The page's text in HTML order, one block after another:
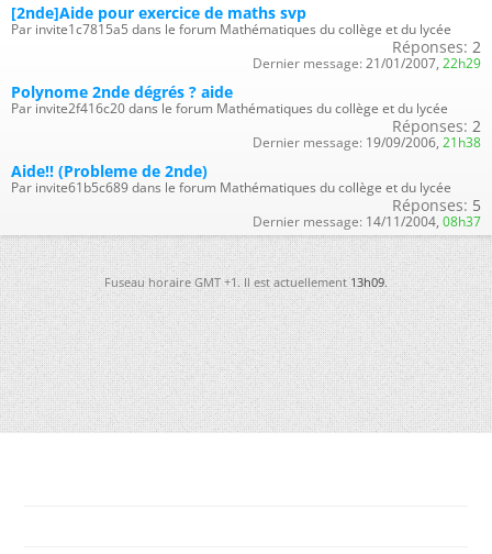
[2nde]Aide pour exercice de maths svp
Par invite1c7815a5 dans le forum Mathématiques du collège et du lycée
Réponses: 2
Dernier message: 21/01/2007, 22h29
Polynome 2nde dégrés ? aide
Par invite2f416c20 dans le forum Mathématiques du collège et du lycée
Réponses: 2
Dernier message: 19/09/2006, 21h38
Aide!! (Probleme de 2nde)
Par invite61b5c689 dans le forum Mathématiques du collège et du lycée
Réponses: 5
Dernier message: 14/11/2004, 08h37
Fuseau horaire GMT +1. Il est actuellement13h09.